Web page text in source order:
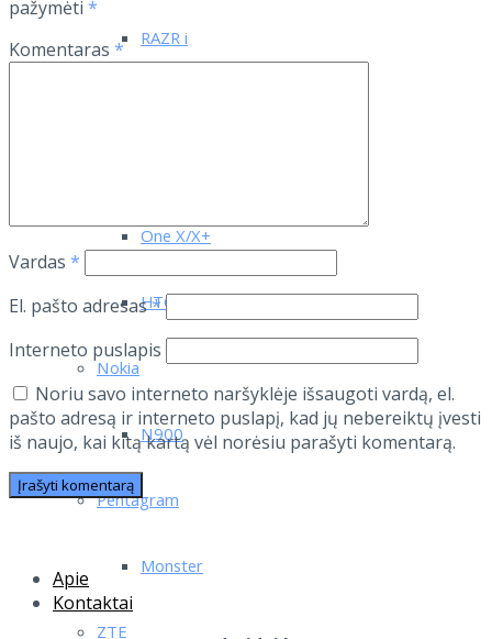
RAZR i
One X/X+
HTC One M8
Nokia
N900
Pentagram
Monster
pažymėti *
Komentaras *
Vardas *
El. pašto adresas*
Interneto puslapis
Noriu savo interneto naršyklėje išsaugoti vardą, el.
pašto adresą ir interneto puslapį, kad jų nebereiktų įvesti
iš naujo, kai kitą kartą vėl norėsiu parašyti komentarą.
Apie
Kontaktai